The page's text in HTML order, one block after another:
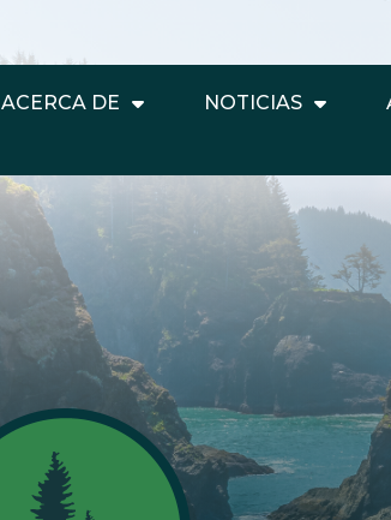
ACERCA DE NOTICIAS